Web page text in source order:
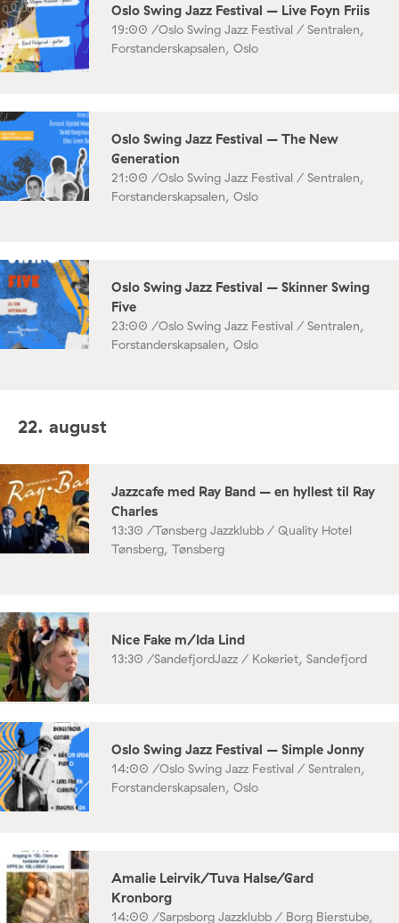
Oslo Swing Jazz Festival – Live Foyn Friis
19:00 /Oslo Swing Jazz Festival / Sentralen,
Forstanderskapsalen, Oslo
Oslo Swing Jazz Festival – The New
Generation
21:00 /Oslo Swing Jazz Festival / Sentralen,
Forstanderskapsalen, Oslo
Oslo Swing Jazz Festival – Skinner Swing
Five
23:00 /Oslo Swing Jazz Festival / Sentralen,
Forstanderskapsalen, Oslo
22. august
Jazzcafe med Ray Band – en hyllest til Ray
Charles
13:30 /Tønsberg Jazzklubb / Quality Hotel
Tønsberg, Tønsberg
Nice Fake m/Ida Lind
13:30 /SandefjordJazz / Kokeriet, Sandefjord
Oslo Swing Jazz Festival – Simple Jonny
14:00 /Oslo Swing Jazz Festival / Sentralen,
Forstanderskapsalen, Oslo
Amalie Leirvik/Tuva Halse/Gard
Kronborg
14:00 /Sarpsborg Jazzklubb / Borg Bierstube,